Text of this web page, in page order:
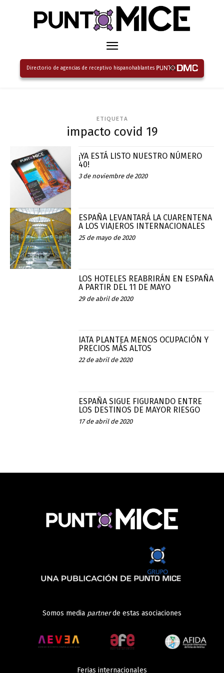
Directorio de agencias de receptivo hispanohablantes
ETIQUETA
impacto covid 19
¡YA ESTÁ LISTO NUESTRO NÚMERO
40!
3 de noviembre de 2020
ESPAÑA LEVANTARÁ LA CUARENTENA
A LOS VIAJEROS INTERNACIONALES
25 de mayo de 2020
LOS HOTELES REABRIRÁN EN ESPAÑA
A PARTIR DEL 11 DE MAYO
29 de abril de 2020
IATA PLANTEA MENOS OCUPACIÓN Y
PRECIOS MÁS ALTOS
22 de abril de 2020
ESPAÑA SIGUE FIGURANDO ENTRE
LOS DESTINOS DE MAYOR RIESGO
17 de abril de 2020
Somos media partnerde estas asociaciones
Ferias internacionales